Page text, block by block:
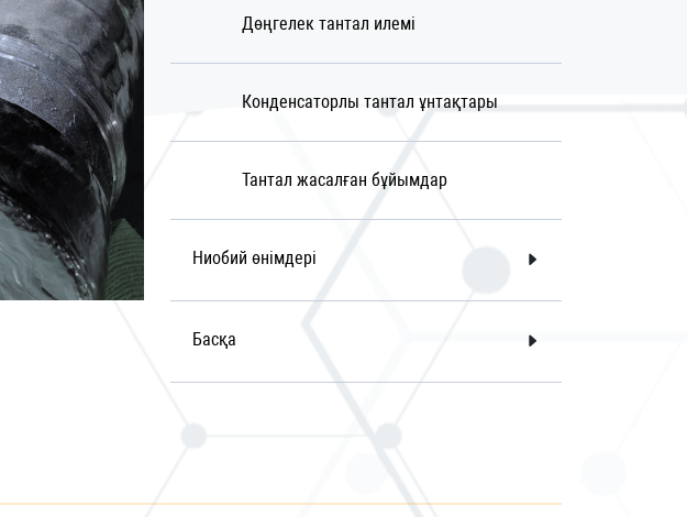
Дөңгелек тантал илемі
Конденсаторлы тантал ұнтақтары
Тантал жасалған бұйымдар
Ниобий өнімдері
Басқа